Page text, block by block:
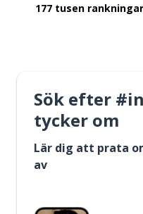
177 tusen rankningar
Sök efter
tycker om
Lär dig att prata
av